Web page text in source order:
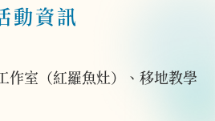
動資訊
作室（紅羅魚灶）、移地教學